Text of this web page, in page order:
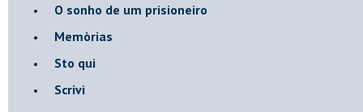
O sonho de um prisioneiro
Memòrias
Sto qui
Scrivi